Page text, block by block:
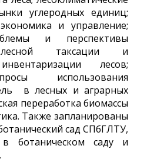
углеродных единиц;
и управление;
и перспективы
лесной таксации и
лесов;
использования
в лесных и аграрных
переработка биомассы
Также запланированы
сад СПбГЛТУ,
ботаническом саду и